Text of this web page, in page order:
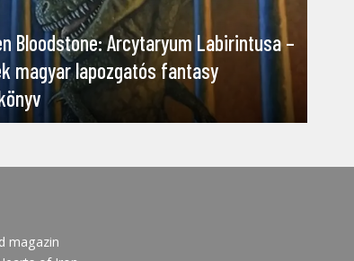
Bloodstone: Arcytaryum Labirintusa –
magyar lapozgatós fantasy
magazin